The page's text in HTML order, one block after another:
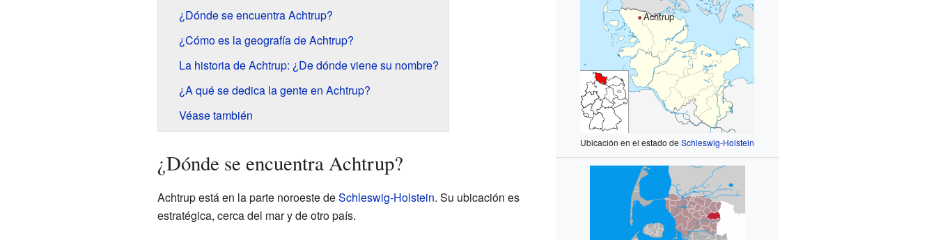
Achtrup
Ubicación en el estado deSchleswig-Holstein
¿Dónde se encuentra Achtrup?
¿Cómo es la geografía de Achtrup?
La historia de Achtrup: ¿De dónde viene su nombre?
¿A qué se dedica la gente en Achtrup?
Véase también
¿Dónde se encuentra Achtrup?
Achtrup está en la parte noroeste deSchleswig-Holstein. Su ubicación es
estratégica, cerca del mar y de otro país.